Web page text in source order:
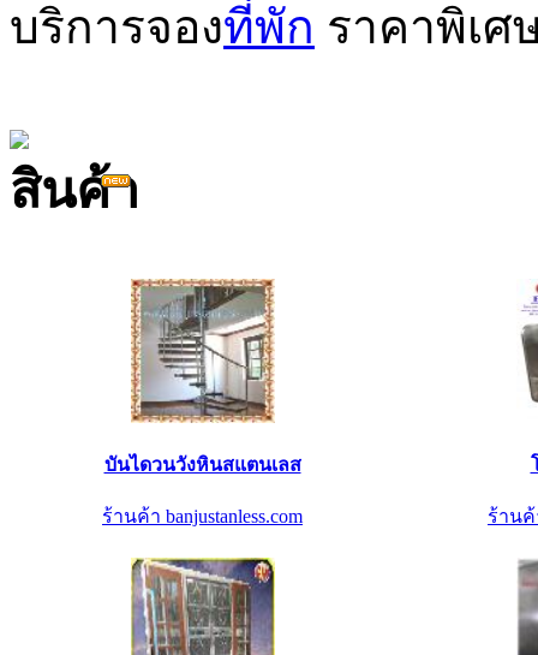
บริการจองที่พัก ราคาพิเศ
บันไดวนวังหินสแตนเลส
ร้านค้า banjustanless.com ร้านค้